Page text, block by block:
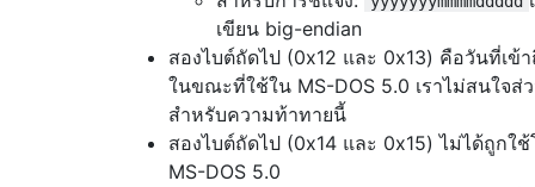
เขียน big-endian
สองไบต์ถัดไป (0x12 และ 0x13) คือวันที่เข้
ในขณะที่ใช้ใน MS-DOS 5.0 เราไม่สนใจส่
สำหรับความท้าทายนี้
สองไบต์ถัดไป (0x14 และ 0x15) ไม่ได้ถูกใช้
MS-DOS 5.0